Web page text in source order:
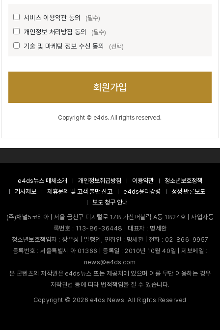
서비스 이용약관 동의 (필수)
개인정보 처리방침 동의 (필수)
기술 및 마케팅 정보 수신 동의 (선택)
회원가입
Copyright © e4ds. All rights reserved.
e4ds뉴스 매체소개 개인정보취급방침 이용약관
청소년보호정책
기사제보
제휴문의 및 고객 불만 신고 e4ds윤리강령
정정·반론보도
보도 청구 안내
(주)채널5코리아 | 서울 금천구 디지털로 178 가산퍼블릭 A동 1824호 | 사업자등
록번호 : 113-86-36448 | 대표자 : 명세환
청소년보호책임자 : 장은성 | 발행인, 편집인 : 명세환 | 전화 : 02-866-9957
등록번호 : 서울특별시 아 01366 | 등록일 : 2010년 10월 40일 | 제보메일 :
news@e4ds.com
본 콘텐츠의 저작권은 e4ds뉴스 또는 제공처에 있으며 이를 무단 이용하는 경우
저작권법 등에 따라 법적책임을 질 수 있습니다.
Copyright ©2026 e4ds News. All Rights Reserved